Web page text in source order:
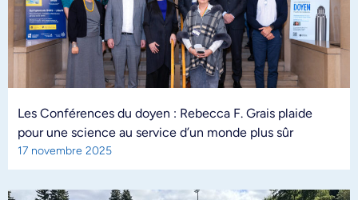
Les Conférences du doyen : Rebecca F. Grais plaide
pour une science au service d’un monde plus sûr
17 novembre 2025